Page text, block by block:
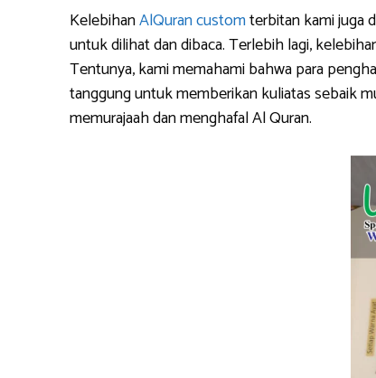
KelebihanAlQuran customterbitan kami juga
untuk dilihat dan dibaca. Terlebih lagi,
Tentunya, kami memahami bahwa para
tanggung untuk memberikan kuliatas sebaik
memurajaah dan menghafal Al Quran.